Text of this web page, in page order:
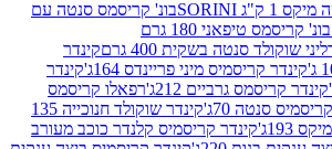
בונ' קריסמס סנטה עם
בונ' קריסמס טיפאני 180 גרם
קינדר
מיני פריינדס 164ג'
קינדר
212ג'
רפאלו קריסמס
קינדר שוקולד חנוכייה 135
קינדר קריסמיס קלנדר כוכב מעורב